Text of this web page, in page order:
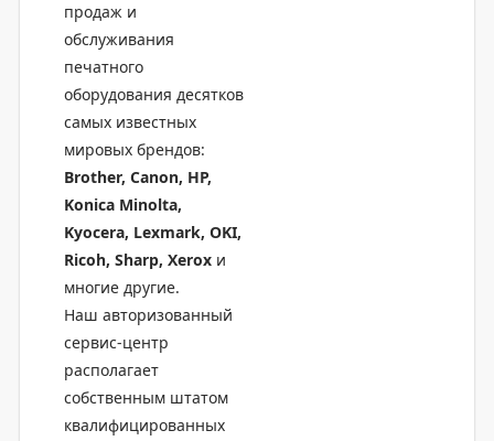
продаж и
обслуживания
печатного
оборудования десятков
самых известных
мировых брендов:
Brother, Canon, HP,
Konica Minolta,
Kyocera, Lexmark, OKI,
Ricoh, Sharp, Xerox и
многие другие.
Наш авторизованный
сервис-центр
располагает
собственным штатом
квалифицированных